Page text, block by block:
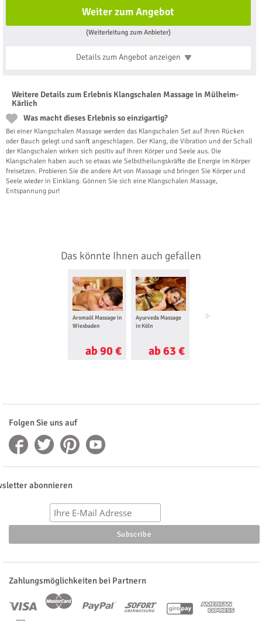
Weiter zum Angebot
(Weiterleitung zum Anbieter)
Details zum Angebotanzeigen
Weitere Details zum Erlebnis Klangschalen Massage in Mülheim-
Kärlich
Was macht dieses Erlebnis so einzigartig?
Bei einer Klangschalen Massage werden das Klangschalen Set auf Ihren Rücken
oder Bauch gelegt und sanft angeschlagen. Der Klang, die Vibration und der Schall
der Klangschalen wirken sich positiv auf Ihren Körper und Seele aus. Die
Klangschalen haben auch so etwas wie Selbstheilungskräfte die Energie im Körper
freisetzen. Probieren Sie die andere Art von Massage und bringen Sie Körper und
Seele wieder in Einklang. Gönnen Sie sich eine Klangschalen Massage,
Entspannung pur!
Das könnte Ihnen auch gefallen
Aromaöl Massage in
Wiesbaden
ab 90 €
Ayurveda Massage
in Köln
ab 63 €
Ganzkörper
Folgen Sie uns auf
abonnieren
Zahlungsmöglichkeiten bei Partnern